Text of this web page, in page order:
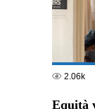
2.06k
Equità